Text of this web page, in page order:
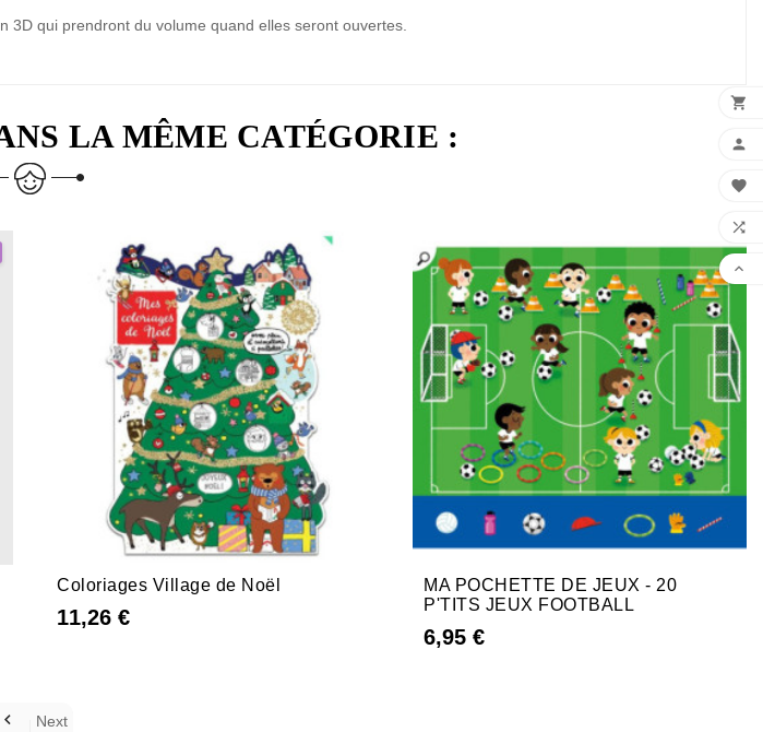
qui prendront du volume quand elles seront ouvertes.
LA MÊME CATÉGORIE :
Coloriages Village de Noël
11,26 €
MA POCHETTE DE JEUX - 20
P'TITS JEUX FOOTBALL
6,95 €
 Next




